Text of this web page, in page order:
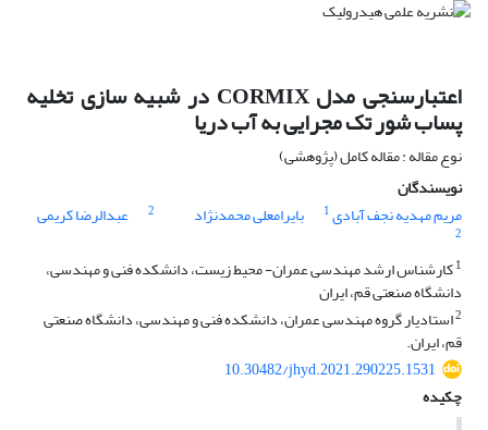
اعتبارسنجی مدل CORMIX در شبیه سازی تخلیه
پساب شور تک مجرایی به آب دریا
نوع مقاله : مقاله کامل (پژوهشی)
نویسندگان
مریم مهدیه نجف آبادی1 بایرامعلی محمدنژاد 2 عبدالرضا کریمی
2
1کارشناس ارشد مهندسی عمران- محیط زیست، دانشکده فنی و مهندسی،
دانشگاه صنعتی قم، ایران
2استادیار گروه مهندسی عمران، دانشکده فنی و مهندسی، دانشگاه صنعتی
قم، ایران.
10.30482/jhyd.2021.290225.1531
چکیده